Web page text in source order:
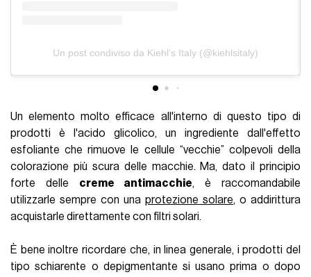
Un post condiviso da Kiehl's Italy (@kiehlsitaly)
Un elemento molto efficace all'interno di questo tipo di
prodotti è l'acido glicolico, un ingrediente dall'effetto
esfoliante che rimuove le cellule “vecchie” colpevoli della
colorazione più scura delle macchie. Ma, dato il principio
forte delle creme antimacchie, è raccomandabile
utilizzarle sempre con una protezione solare, o addirittura
acquistarle direttamente con filtri solari.
È bene inoltre ricordare che, in linea generale, i prodotti del
tipo schiarente o depigmentante si usano prima o dopo